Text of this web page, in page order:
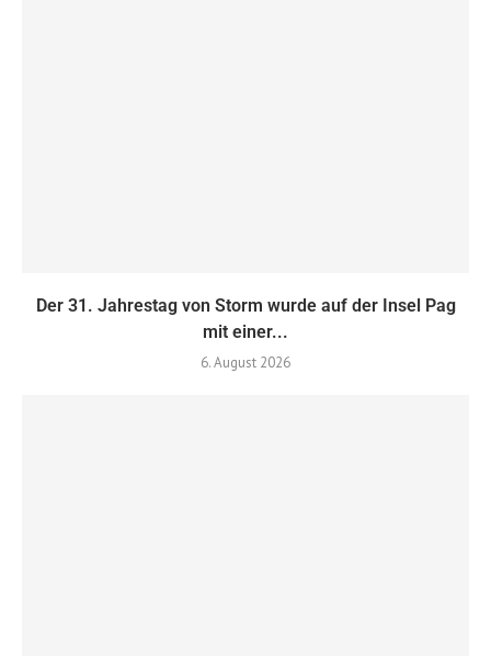
Der 31. Jahrestag von Storm wurde auf der Insel Pag
mit einer...
6. August 2026